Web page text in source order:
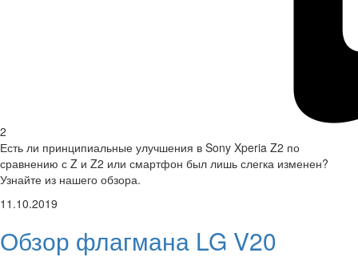
2
Есть ли принципиальные улучшения в Sony Xperia Z2 по
сравнению с Z и Z2 или смартфон был лишь слегка изменен?
Узнайте из нашего обзора.
11.10.2019
Обзор флагмана LG V20